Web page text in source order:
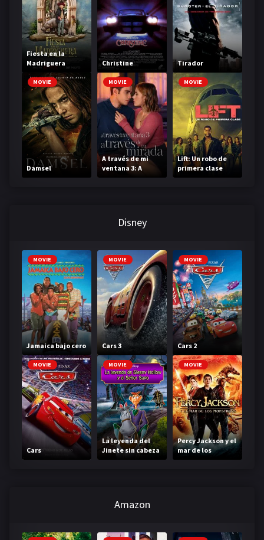
Fiesta en la
Madriguera
Christine Tirador
MOVIE
Damsel
MOVIE
A través de mi
ventana 3: A
través de tu
MOVIE
Lift: Un robo de
primera clase
Disney
MOVIE
Jamaica bajo cero
MOVIE
Cars 3
MOVIE
Cars 2
MOVIE
Cars
MOVIE
La leyenda del
Jinete sin cabeza
MOVIE
Percy Jackson y el
mar de los
monstruos
Amazon